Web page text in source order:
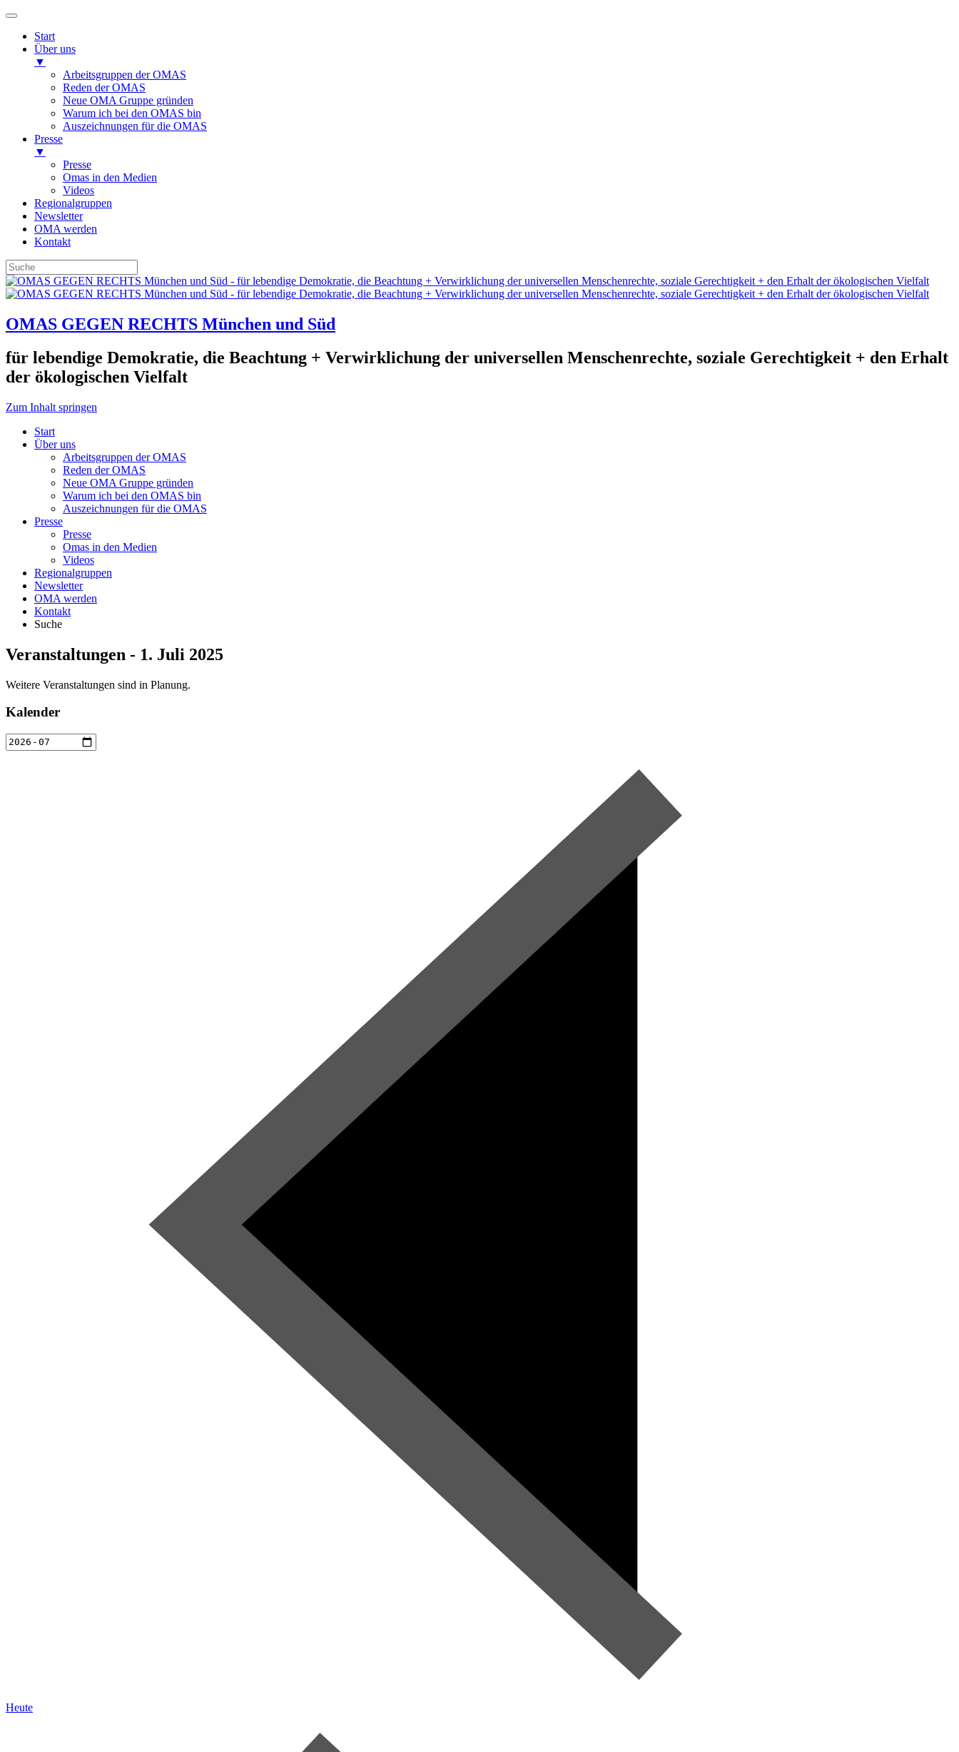
Start
Über uns
▼
Arbeitsgruppen der OMAS
Reden der OMAS
Neue OMA Gruppe gründen
Warum ich bei den OMAS bin
Auszeichnungen für die OMAS
Presse
▼
Presse
Omas in den Medien
Videos
Regionalgruppen
Newsletter
OMA werden
Kontakt
OMAS GEGEN RECHTS München und Süd
für lebendige Demokratie, die Beachtung + Verwirklichung der universellen Menschenrechte, soziale Gerechtigkeit + den Erhalt
der ökologischen Vielfalt
Zum Inhalt springen
Start
Über uns
Arbeitsgruppen der OMAS
Reden der OMAS
Neue OMA Gruppe gründen
Warum ich bei den OMAS bin
Auszeichnungen für die OMAS
Presse
Presse
Omas in den Medien
Videos
Regionalgruppen
Newsletter
OMA werden
Kontakt
Suche
Veranstaltungen - 1. Juli 2025
Weitere Veranstaltungen sind in Planung.
Kalender
Heute